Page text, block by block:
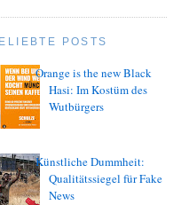
POSTS
Orange is the new Black
Hasi: Im Kostüm des
Wutbürgers
Künstliche Dummheit:
Qualitätssiegel für Fake
News